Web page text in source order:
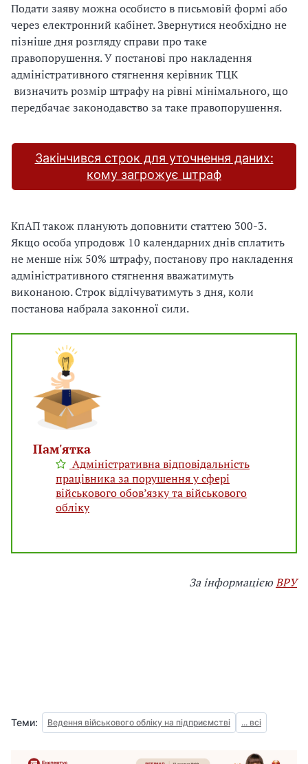
Подати заяву можна особисто в письмовій формі або
через електронний кабінет. Звернутися необхідно не
пізніше дня розгляду справи про таке
правопорушення. У постанові про накладення
адміністративного стягнення керівник ТЦК
визначить розмір штрафу на рівні мінімального, що
передбачає законодавство за таке правопорушення.
Закінчився строк для уточнення даних:
кому загрожує штраф
КпАП також планують доповнити статтею 300-3.
Якщо особа упродовж 10 календарних днів сплатить
не менше ніж 50% штрафу, постанову про накладення
адміністративного стягнення вважатимуть
виконаною. Строк відлічуватимуть з дня, коли
постанова набрала законної сили.
Пам'ятка
Адміністративна відповідальність
працівника за порушення у сфері
військового обов’язку та військового
обліку
За інформацієюВРУ
Теми: Ведення військового обліку на підприємстві ... всі